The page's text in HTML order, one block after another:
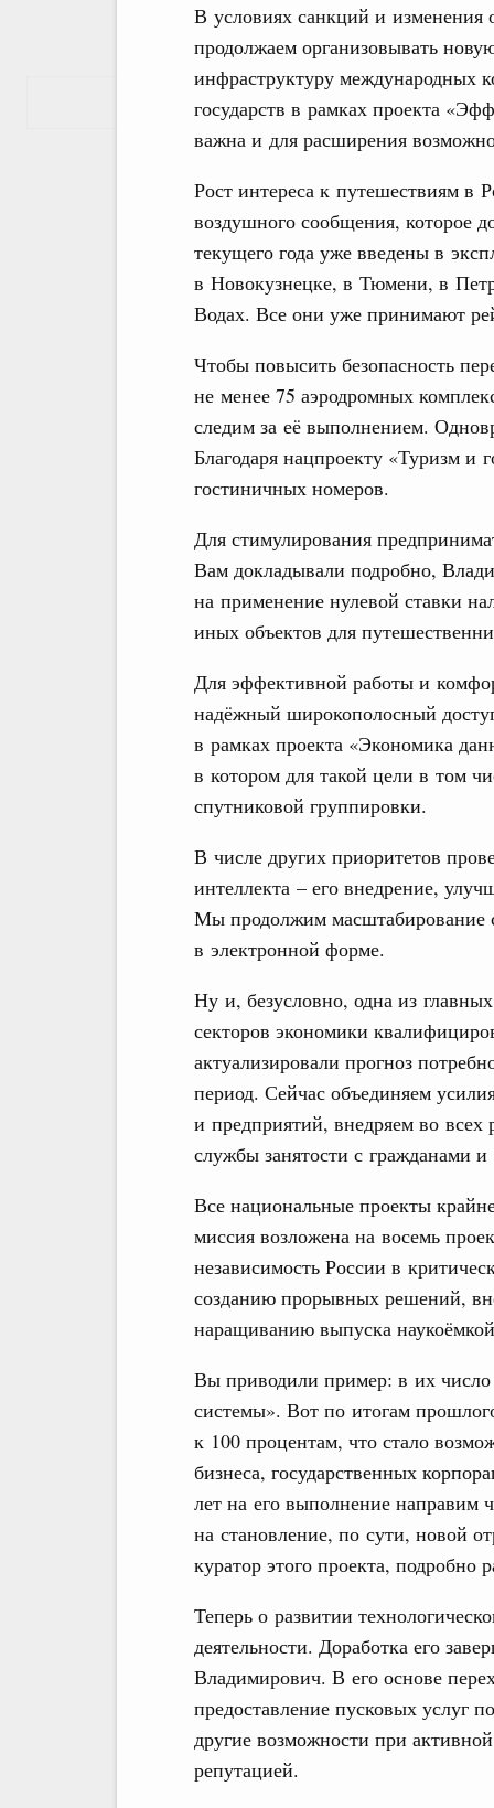
В условиях санкций и
продолжаем организовывать
инфраструктуру международных
государств в рамках проекта
важна и для расширения
Рост интереса к путешествиям в
воздушного сообщения, которое
текущего года уже введены в
в Новокузнецке, в Тюмени, в
Водах. Все они уже принимают
Чтобы повысить безопасность
не менее 75 аэродромных
следим за её выполнением.
Благодаря нацпроекту «Туризм и
гостиничных номеров.
Для стимулирования
Вам докладывали подробно,
на применение нулевой ставки
иных объектов для
Для эффективной работы и
надёжный широкополосный
в рамках проекта «Экономика
в котором для такой цели в том
спутниковой группировки.
В числе других приоритетов
интеллекта – его внедрение,
Мы продолжим масштабирование
в электронной форме.
Ну и, безусловно, одна из
секторов экономики
актуализировали прогноз
период. Сейчас объединяем
и предприятий, внедряем во всех
службы занятости с гражданами и
Все национальные проекты
миссия возложена на восемь
независимость России в
созданию прорывных решений,
наращиванию выпуска
Вы приводили пример: в их
системы». Вот по итогам
к 100 процентам, что стало
бизнеса, государственных
лет на его выполнение направим
на становление, по сути, новой
куратор этого проекта, подробно
Теперь о развитии
деятельности. Доработка его
Владимирович. В его основе
предоставление пусковых услуг
другие возможности при
репутацией.
Показать еще